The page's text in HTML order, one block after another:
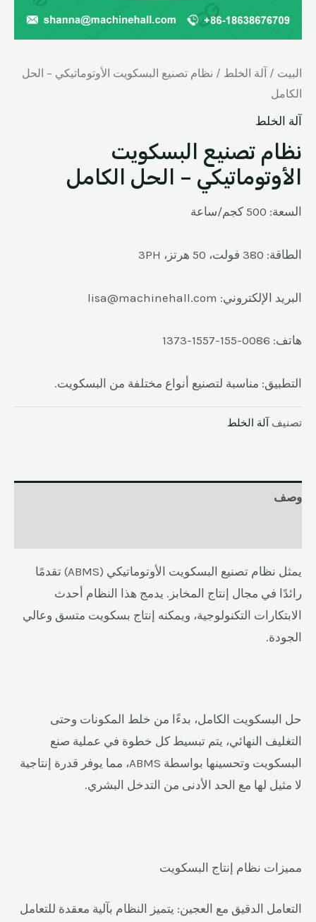
البيت / آلة الخلط / نظام تصنيع البسكويت الأوتوماتيكي – الحل
الكامل
آلة الخلط
نظام تصنيع البسكويت
الأوتوماتيكي – الحل الكامل
السعة: 500 كجم/ساعة
الطاقة: 380 فولت، 50 هرتز، 3PH
البريد الإلكتروني: lisa@machinehall.com
هاتف: 0086-155-1557-1373
التطبيق: مناسبة لتصنيع أنواع مختلفة من البسكويت.
تصنيف آلة الخلط
وصف
يمثل نظام تصنيع البسكويت الأوتوماتيكي (ABMS) تقدمًا
رائدًا في مجال إنتاج المخابز. يدمج هذا النظام أحدث
الابتكارات التكنولوجية، ويمكنه إنتاج بسكويت متسق وعالي
الجودة.
حل البسكويت الكامل، بدءًا من خلط المكونات وحتى
التغليف النهائي، يتم تبسيط كل خطوة في عملية صنع
البسكويت وتحسينها بواسطة ABMS، مما يوفر قدرة إنتاجية
لا مثيل لها مع الحد الأدنى من التدخل البشري.
مميزات نظام إنتاج البسكويت
التعامل الدقيق مع العجين: يتميز النظام بآلية معقدة للتعامل